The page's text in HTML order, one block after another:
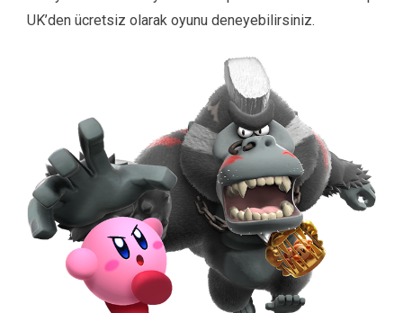
UK’den ücretsiz olarak oyunu deneyebilirsiniz.